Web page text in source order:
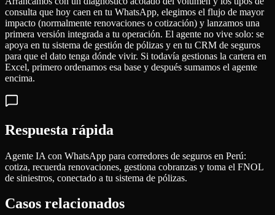
consulta que hoy caen en tu WhatsApp, elegimos el flujo de mayor
impacto (normalmente renovaciones o cotización) y lanzamos una
primera versión integrada a tu operación. El agente no vive solo: se
apoya en tu sistema de gestión de pólizas y en tu CRM de seguros
para que el dato tenga dónde vivir. Si todavía gestionas la cartera en
Excel, primero ordenamos esa base y después sumamos el agente
encima.
Respuesta rápida
Agente IA con WhatsApp para corredores de seguros en Perú:
cotiza, recuerda renovaciones, gestiona cobranzas y toma el FNOL
de siniestros, conectado a tu sistema de pólizas.
Casos relacionados